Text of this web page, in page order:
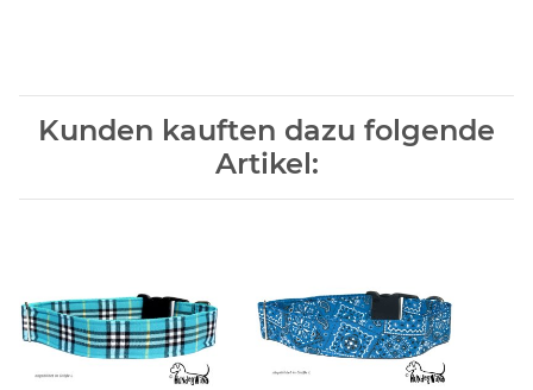
Kunden kauften dazu folgende
Artikel: